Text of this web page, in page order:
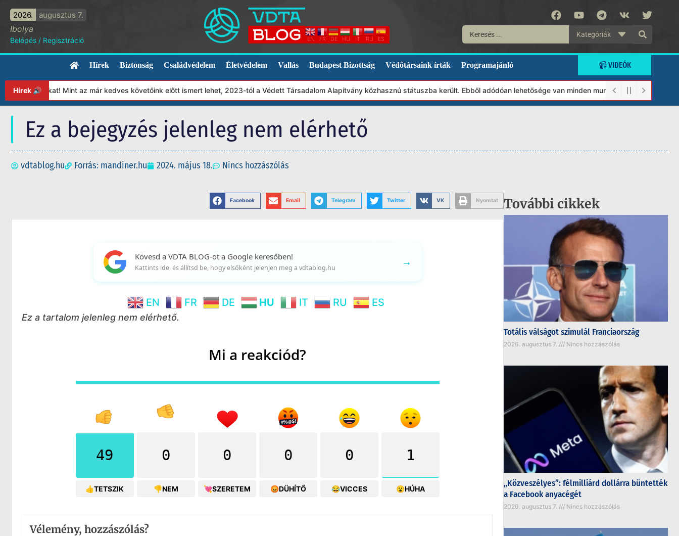
2026. augusztus 7.
Ibolya
Belépés / Regisztráció EN FR DE HU IT RU ES
Kategóriák
Hírek Biztonság Családvédelem Életvédelem Vallás Budapest Bizottság Védőtársaink írták Programajánló 📹 VIDEÓK
Hírek 🔊 Mint az már kedves követőink előtt ismert lehet, 2023-tól a Védett Társadalom Alapítvány közhasznú státuszba került. Ebből adódóan lehetősége van minden munkánkat segíteni
Ez a bejegyzés jelenleg nem elérhető
vdtablog.hu Forrás: mandiner.hu 2024. május 18. Nincs hozzászólás
Facebook Email Telegram Twitter VK Nyomtat
Kövesd a VDTA BLOG-ot a Google keresőben!
Kattints ide, és állítsd be, hogy elsőként jelenjen meg a vdtablog.hu →
EN FR DE HU IT RU ES
Ez a tartalom jelenleg nem elérhető.
Mi a reakciód?
49
👍TETSZIK
0
👎NEM
0
💘SZERETEM
0
😡DÜHÍTŐ
0
😂VICCES
1
😮HÚHA
Vélemény, hozzászólás?
További cikkek
Totális válságot szimulál Franciaország
2026. augusztus 7. Nincs hozzászólás
„Közveszélyes”: félmilliárd dollárra büntették
a Facebook anyacégét
2026. augusztus 7. Nincs hozzászólás